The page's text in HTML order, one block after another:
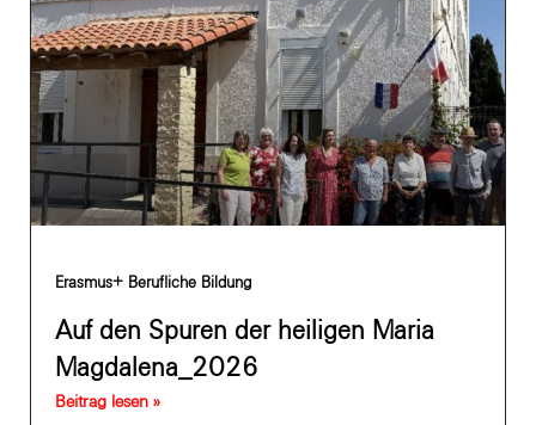
Erasmus+ Berufliche Bildung
Auf den Spuren der heiligen Maria
Magdalena_2026
Beitrag lesen »